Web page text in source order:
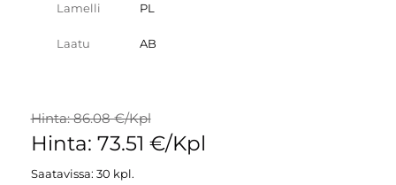
Lamelli PL
Laatu AB
Hinta: 86.08 €/Kpl
Hinta: 73.51 €/Kpl
Saatavissa: 30 kpl.